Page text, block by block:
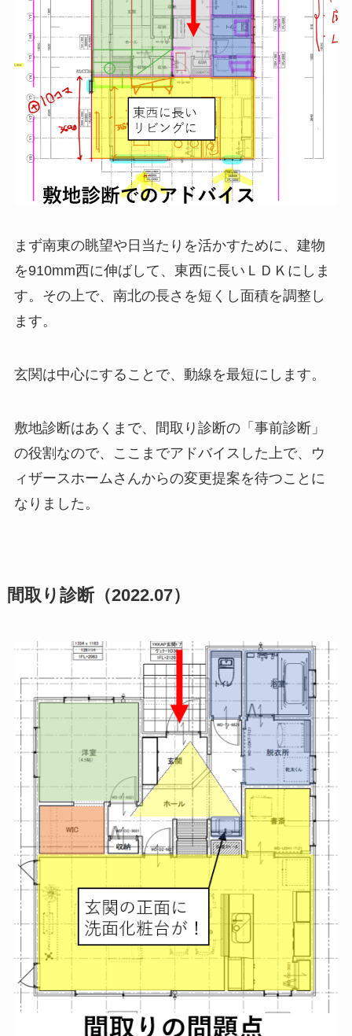
まず南東の眺望や日当たりを活かすために、建物
を910mm西に伸ばして、東西に長いＬＤＫにしま
す。その上で、南北の長さを短くし面積を調整し
ます。
玄関は中心にすることで、動線を最短にします。
敷地診断はあくまで、間取り診断の「事前診断」
の役割なので、ここまでアドバイスした上で、ウ
ィザースホームさんからの変更提案を待つことに
なりました。
間取り診断（2022.07）